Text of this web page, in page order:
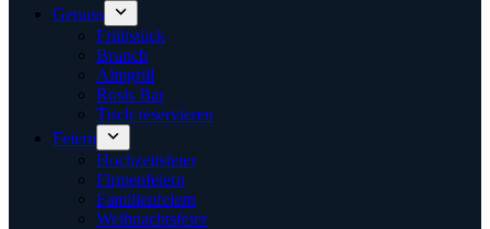
Genuss
Frühstück
Brunch
Almgrill
Rosis Bar
Tisch reservieren
Feiern
Hochzeitsfeier
Firmenfeiern
Familienfeiern
Weihnachtsfeier